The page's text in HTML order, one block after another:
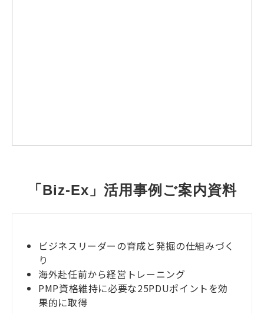
「Biz-Ex」活用事例ご案内資料
ビジネスリーダーの育成と発掘の仕組みづく
り
海外赴任前から経営トレーニング
PMP資格維持に必要な25PDUポイントを効
果的に取得